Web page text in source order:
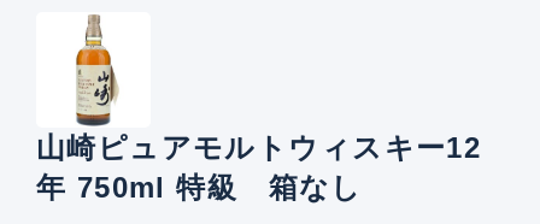
山崎ピュアモルトウィスキー12
年 750ml 特級 箱なし